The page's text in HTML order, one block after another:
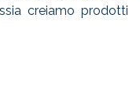
creiamo prodotti